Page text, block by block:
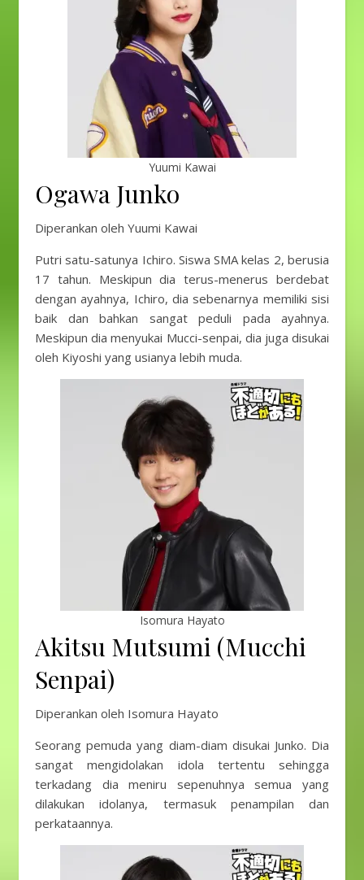
Yuumi Kawai
Ogawa Junko
Diperankan oleh Yuumi Kawai
Putri satu-satunya Ichiro. Siswa SMA kelas 2, berusia
17 tahun. Meskipun dia terus-menerus berdebat
dengan ayahnya, Ichiro, dia sebenarnya memiliki sisi
baik dan bahkan sangat peduli pada ayahnya.
Meskipun dia menyukai Mucci-senpai, dia juga disukai
oleh Kiyoshi yang usianya lebih muda.
Isomura Hayato
Akitsu Mutsumi (Mucchi
Senpai)
Diperankan oleh Isomura Hayato
Seorang pemuda yang diam-diam disukai Junko. Dia
sangat mengidolakan idola tertentu sehingga
terkadang dia meniru sepenuhnya semua yang
dilakukan idolanya, termasuk penampilan dan
perkataannya.